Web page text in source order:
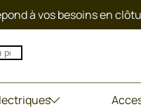
à vos besoins en